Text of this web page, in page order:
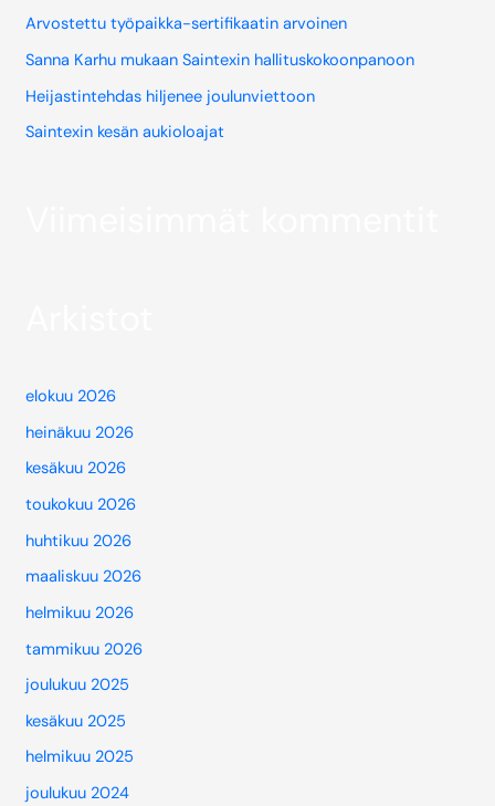
Arvostettu työpaikka-sertifikaatin arvoinen
Sanna Karhu mukaan Saintexin hallituskokoonpanoon
Heijastintehdas hiljenee joulunviettoon
Saintexin kesän aukioloajat
elokuu 2026
heinäkuu 2026
kesäkuu 2026
toukokuu 2026
huhtikuu 2026
maaliskuu 2026
helmikuu 2026
tammikuu 2026
joulukuu 2025
kesäkuu 2025
helmikuu 2025
joulukuu 2024